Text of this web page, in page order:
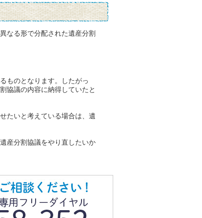
なる形で分配された遺産分割
ものとなります。したがっ
協議の内容に納得していたと
たいと考えている場合は、遺
産分割協議をやり直したいか